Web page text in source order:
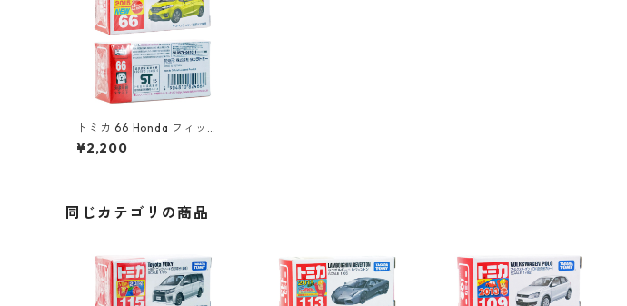
トミカ 66 Honda フィット
（初回特別仕様）#1082466
4
¥2,200
同じカテゴリの商品